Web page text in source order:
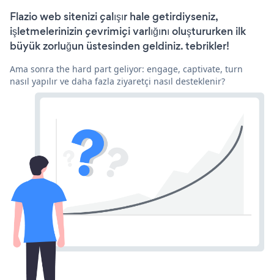
Flazio web sitenizi çalışır hale getirdiyseniz,
işletmelerinizin çevrimiçi varlığını oluştururken ilk
büyük zorluğun üstesinden geldiniz. tebrikler!
Ama sonra the hard part geliyor: engage, captivate, turn
nasıl yapılır ve daha fazla ziyaretçi nasıl desteklenir?